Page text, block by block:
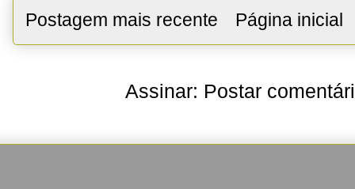
Postagem mais recente Página inicial
Assinar: Postar